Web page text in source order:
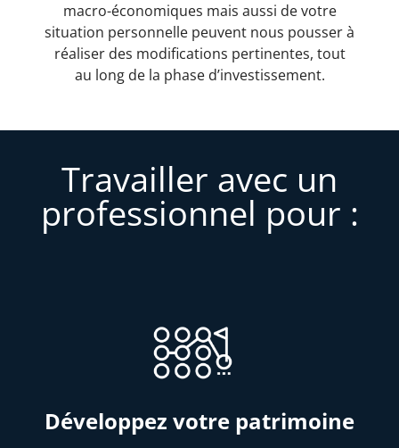
macro-économiques mais aussi de votre
situation personnelle peuvent nous pousser à
réaliser des modifications pertinentes, tout
au long de la phase d’investissement.
Travailler avec un
professionnel pour :
Développez votre patrimoine